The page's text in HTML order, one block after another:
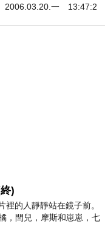
2006.03.20.一 13:47:2
)
的人靜靜站在鏡子前。
，閆兒，摩斯和崽崽，七
之外，如同